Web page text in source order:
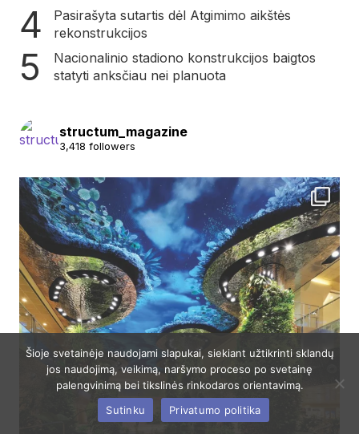
Pasirašyta sutartis dėl Atgimimo aikštės
rekonstrukcijos
Nacionalinio stadiono konstrukcijos baigtos
statyti anksčiau nei planuota
structum_magazine
3,418 followers
Šioje svetainėje naudojami slapukai, siekiant užtikrinti sklandų
jos naudojimą, veikimą, naršymo proceso po svetainę
palengvinimą bei tikslinės rinkodaros orientavimą.
Sutinku
Privatumo politika